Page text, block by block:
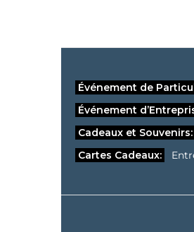
Événement de
Événement
Cadeaux et Souvenirs:
Cartes Cadeaux: